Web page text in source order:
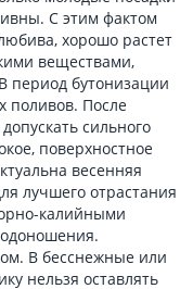
С этим фактом
хорошо растет
веществами,
период бутонизации
поливов. После
сильного
поверхностное
весенняя
лучшего отрастания
калийными
В бесснежные или
нельзя оставлять